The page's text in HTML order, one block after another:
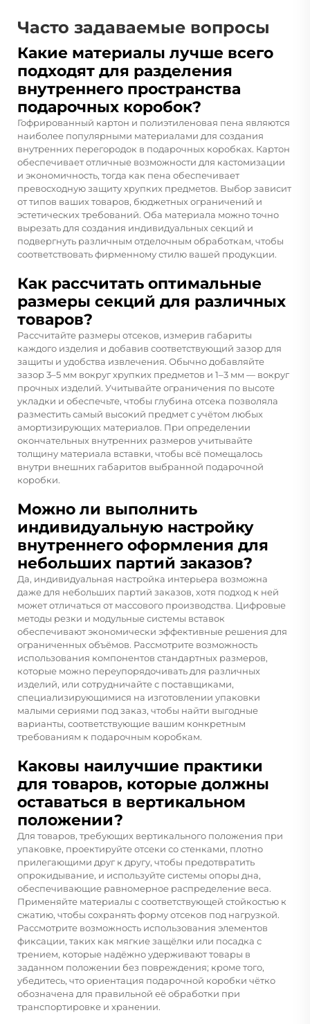
Часто задаваемые вопросы
Какие материалы лучше всего
подходят для разделения
внутреннего пространства
подарочных коробок?
Гофрированный картон и полиэтиленовая пена являются
наиболее популярными материалами для создания
внутренних перегородок в подарочных коробках. Картон
обеспечивает отличные возможности для кастомизации
и экономичность, тогда как пена обеспечивает
превосходную защиту хрупких предметов. Выбор зависит
от типов ваших товаров, бюджетных ограничений и
эстетических требований. Оба материала можно точно
вырезать для создания индивидуальных секций и
подвергнуть различным отделочным обработкам, чтобы
соответствовать фирменному стилю вашей продукции.
Как рассчитать оптимальные
размеры секций для различных
товаров?
Рассчитайте размеры отсеков, измерив габариты
каждого изделия и добавив соответствующий зазор для
защиты и удобства извлечения. Обычно добавляйте
зазор 3–5 мм вокруг хрупких предметов и 1–3 мм — вокруг
прочных изделий. Учитывайте ограничения по высоте
укладки и обеспечьте, чтобы глубина отсека позволяла
разместить самый высокий предмет с учётом любых
амортизирующих материалов. При определении
окончательных внутренних размеров учитывайте
толщину материала вставки, чтобы всё помещалось
внутри внешних габаритов выбранной подарочной
коробки.
Можно ли выполнить
индивидуальную настройку
внутреннего оформления для
небольших партий заказов?
Да, индивидуальная настройка интерьера возможна
даже для небольших партий заказов, хотя подход к ней
может отличаться от массового производства. Цифровые
методы резки и модульные системы вставок
обеспечивают экономически эффективные решения для
ограниченных объёмов. Рассмотрите возможность
использования компонентов стандартных размеров,
которые можно переупорядочивать для различных
изделий, или сотрудничайте с поставщиками,
специализирующимися на изготовлении упаковки
малыми сериями под заказ, чтобы найти выгодные
варианты, соответствующие вашим конкретным
требованиям к подарочным коробкам.
Каковы наилучшие практики
для товаров, которые должны
оставаться в вертикальном
положении?
Для товаров, требующих вертикального положения при
упаковке, проектируйте отсеки со стенками, плотно
прилегающими друг к другу, чтобы предотвратить
опрокидывание, и используйте системы опоры дна,
обеспечивающие равномерное распределение веса.
Применяйте материалы с соответствующей стойкостью к
сжатию, чтобы сохранять форму отсеков под нагрузкой.
Рассмотрите возможность использования элементов
фиксации, таких как мягкие защёлки или посадка с
трением, которые надёжно удерживают товары в
заданном положении без повреждения; кроме того,
убедитесь, что ориентация подарочной коробки чётко
обозначена для правильной её обработки при
транспортировке и хранении.